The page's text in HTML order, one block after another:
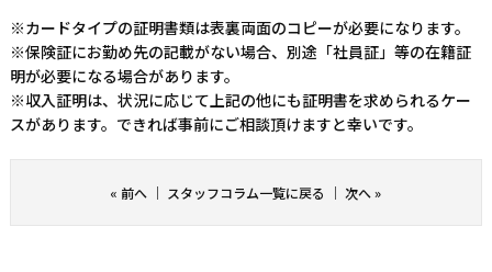
※カードタイプの証明書類は表裏両面のコピーが必要になります。
※保険証にお勤め先の記載がない場合、別途「社員証」等の在籍証
明が必要になる場合があります。
※収入証明は、状況に応じて上記の他にも証明書を求められるケー
スがあります。できれば事前にご相談頂けますと幸いです。
« 前へ ｜ スタッフコラム一覧に戻る ｜次へ»